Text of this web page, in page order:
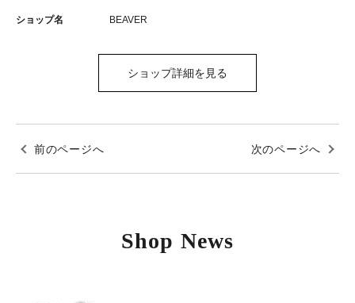
ショップ名 BEAVER
ショップ詳細を見る
前のページへ 次のページへ
Shop News